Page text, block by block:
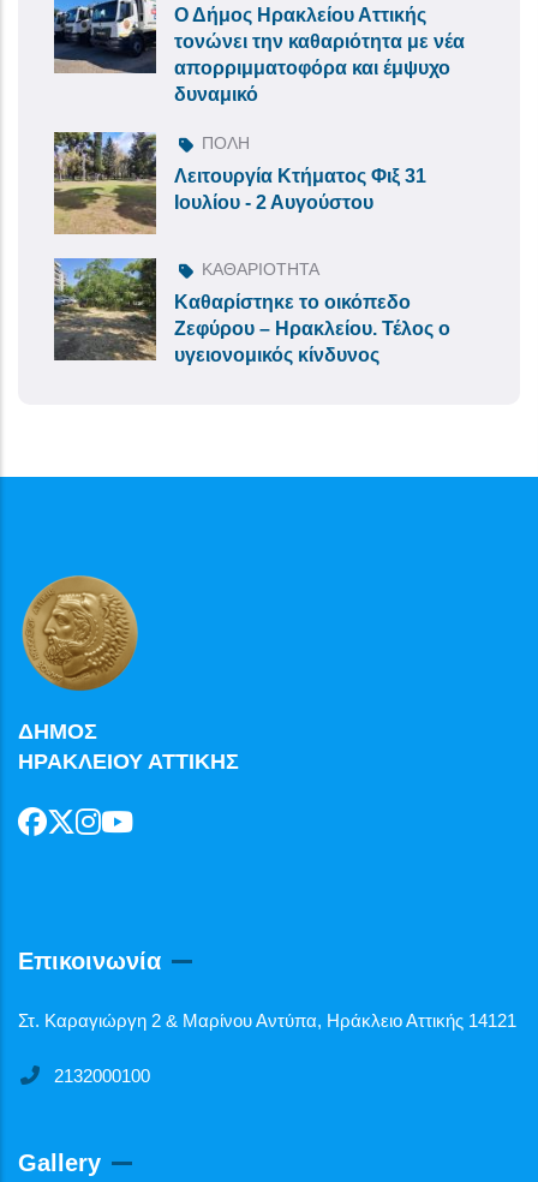
Ο Δήμος Ηρακλείου Αττικής
τονώνει την καθαριότητα με νέα
απορριμματοφόρα και έμψυχο
δυναμικό
ΠΟΛΗ
Λειτουργία Κτήματος Φιξ 31
Ιουλίου - 2 Αυγούστου
ΚΑΘΑΡΙΟΤΗΤΑ
Καθαρίστηκε το οικόπεδο
Ζεφύρου – Ηρακλείου. Τέλος ο
υγειονομικός κίνδυνος
ΔΗΜΟΣ
ΗΡΑΚΛΕΙΟΥ ΑΤΤΙΚΗΣ
Επικοινωνία
Στ. Καραγιώργη 2 & Μαρίνου Αντύπα, Ηράκλειο Αττικής 14121
2132000100
Gallery